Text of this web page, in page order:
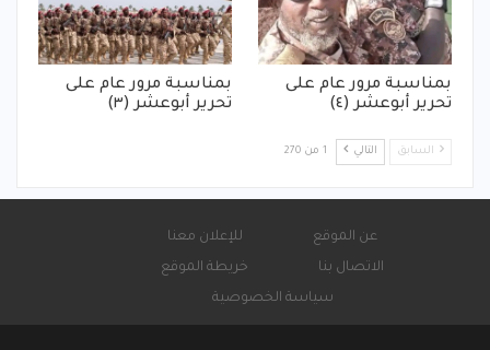
بمناسبة مرور عام على
تحرير أبوعشر (٤)
بمناسبة مرور عام على
تحرير أبوعشر (٣)
السابق التالي 1 من 270
عن الموقع
للإعلان معنا
الاتصال بنا
خريطة الموقع
سياسة الخصوصية